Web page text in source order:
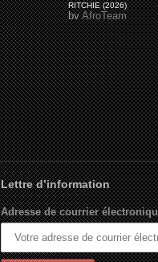
RITCHIE (2026)
byAfroTeam
Lettre d’information
Adresse de courrier